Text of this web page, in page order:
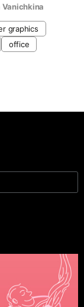
Vanichkina
graphics
office